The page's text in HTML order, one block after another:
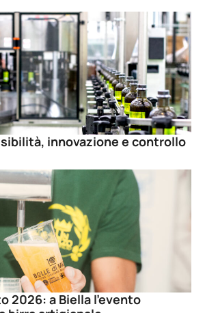
innovazione e controllo
2026: a Biella l’evento